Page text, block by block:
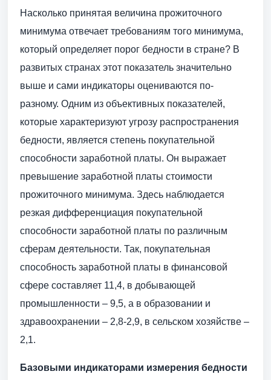
Насколько принятая величина прожиточного
минимума отвечает требованиям того минимума,
который определяет порог бедности в стране? В
развитых странах этот показатель значительно
выше и сами индикаторы оцениваются по-
разному. Одним из объективных показателей,
которые характеризуют угрозу распространения
бедности, является степень покупательной
способности заработной платы. Он выражает
превышение заработной платы стоимости
прожиточного минимума. Здесь наблюдается
резкая дифференциация покупательной
способности заработной платы по различным
сферам деятельности. Так, покупательная
способность заработной платы в финансовой
сфере составляет 11,4, в добывающей
промышленности – 9,5, а в образовании и
здравоохранении – 2,8-2,9, в сельском хозяйстве –
2,1.
Базовыми индикаторами измерения бедности